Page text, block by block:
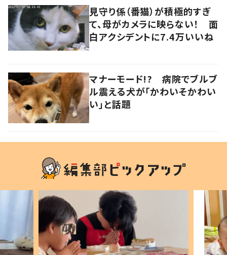
見守り係（番猫）が積極的すぎ
て、母がカメラに映らない！ 面
白アクシデントに7.4万いいね
マナーモード!? 病院でブルブ
ル震える犬が「かわいそかわい
い」と話題